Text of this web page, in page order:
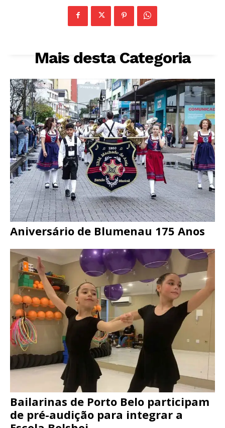
Mais desta Categoria
Aniversário de Blumenau 175 Anos
Bailarinas de Porto Belo participam
de pré-audição para integrar a